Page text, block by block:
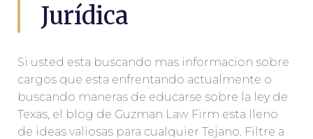
Jurídica
Si usted esta buscando mas informacion sobre
cargos que esta enfrentando actualmente o
buscando maneras de educarse sobre la ley de
Texas, el blog de Guzman Law Firm esta lleno
de ideas valiosas para cualquier Tejano. Filtre a